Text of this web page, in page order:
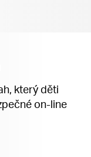
který děti
on-line